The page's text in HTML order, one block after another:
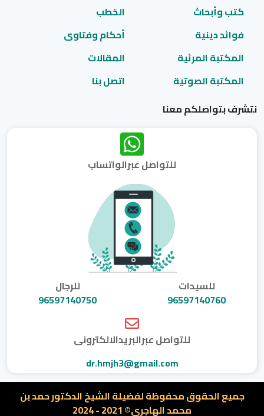
كتب وأبحاث
الخطب
فوائد دينية
أحكام وفتاوى
المكتبة المرئية
المقالات
المكتبة الصوتية
اتصل بنا
نتشرف بتواصلكم معنا
للتواصل عبرالواتساب
للسيدات
96597140760
للرجال
96597140750
للتواصل عبرالبريدالالكترونى
dr.hmjh3@gmail.com
جميع الحقوق محفوظة لفضيلة الشيخ الدكتور حمد بن
محمد الهاجرى© 2021 - 2024